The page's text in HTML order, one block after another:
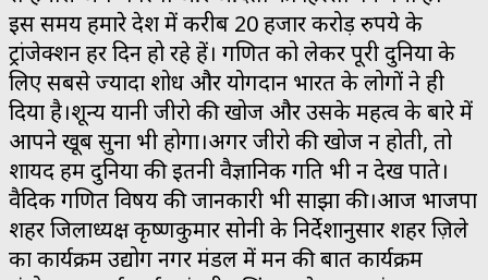
इस समय हमारे देश में करीब 20 हजार करोड़ रुपये के
ट्रांजेक्शन हर दिन हो रहे हें। गणित को लेकर पूरी दुनिया के
लिए सबसे ज्यादा शोध और योगदान भारत के लोगों ने ही
दिया है।शून्य यानी जीरो की खोज और उसके महत्व के बारे में
आपने खूब सुना भी होगा।अगर जीरो की खोज न होती, तो
शायद हम दुनिया की इतनी वैज्ञानिक प्रगति भी न देख पाते।
वैदिक गणित विषय की जानकारी भी साझा की।आज भाजपा
शहर जिलाध्यक्ष कृष्णकुमार सोनी के निर्देशानुसार शहर ज़िले
का कार्यक्रम उद्योग नगर मंडल में मन की बात कार्यक्रम